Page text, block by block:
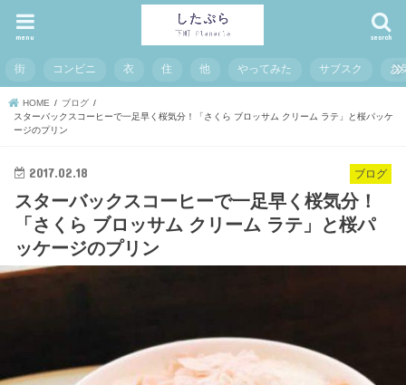
search
menu
街 コンビニ 衣 住 他 やってみた サブスク お
HOME
ブログ
スターバックスコーヒーで一足早く桜気分！「さくら ブロッサム クリーム ラテ」と桜パッケ
ージのプリン
ブログ
2017.02.18
スターバックスコーヒーで一足早く桜気分！
「さくら ブロッサム クリーム ラテ」と桜パ
ッケージのプリン